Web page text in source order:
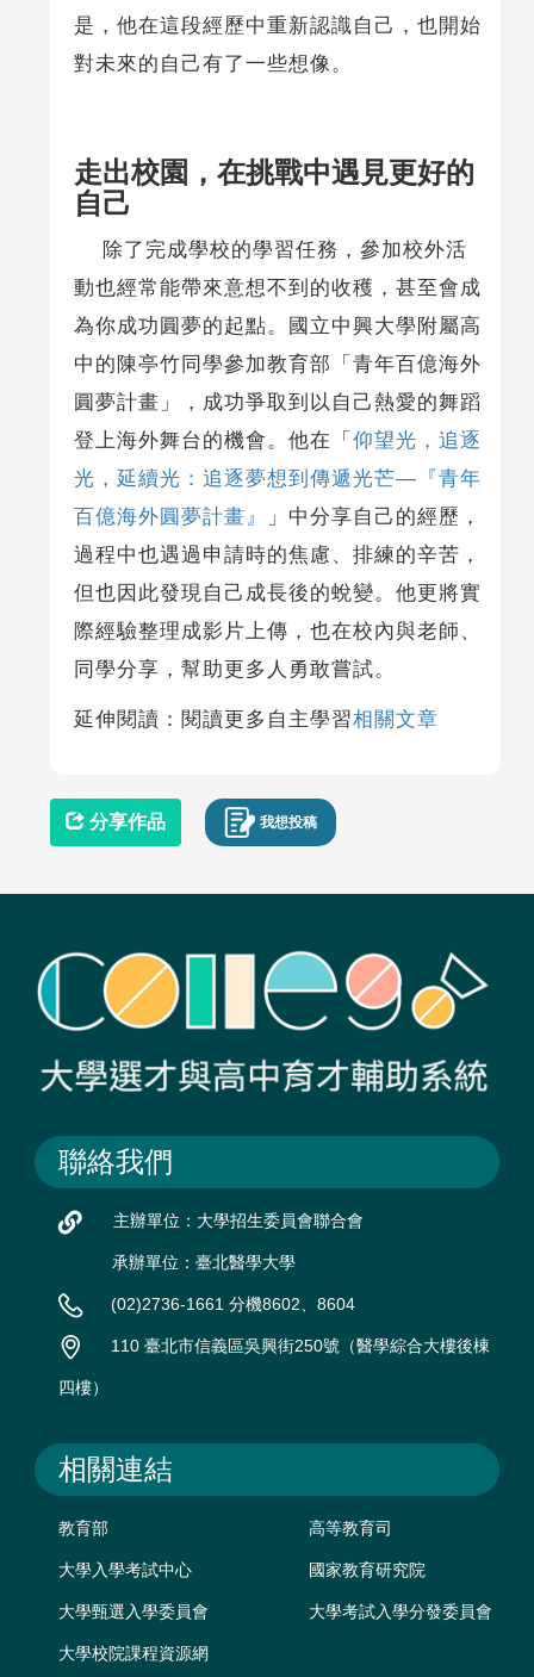
是，他在這段經歷中重新認識自己，也開始
對未來的自己有了一些想像。
走出校園，在挑戰中遇見更好的
自己
除了完成學校的學習任務，參加校外活
動也經常能帶來意想不到的收穫，甚至會成
為你成功圓夢的起點。國立中興大學附屬高
中的陳亭竹同學參加教育部「青年百億海外
圓夢計畫」，成功爭取到以自己熱愛的舞蹈
登上海外舞台的機會。他在「 仰望光，追逐
光，延續光：追逐夢想到傳遞光芒—『青年
百億海外圓夢計畫』
」中分享自己的經歷，
過程中也遇過申請時的焦慮、排練的辛苦，
但也因此發現自己成長後的蛻變。他更將實
際經驗整理成影片上傳，也在校內與老師、
同學分享，幫助更多人勇敢嘗試。
延伸閱讀：閱讀更多自主學習相關文章
分享作品 我想投稿
聯絡我們
主辦單位：大學招生委員會聯合會
承辦單位：臺北醫學大學
(02)2736-1661 分機8602、8604
110 臺北市信義區吳興街250號（醫學綜合大樓後棟
四樓）
相關連結
教育部 高等教育司
大學入學考試中心 國家教育研究院
大學甄選入學委員會 大學考試入學分發委員會
大學校院課程資源網